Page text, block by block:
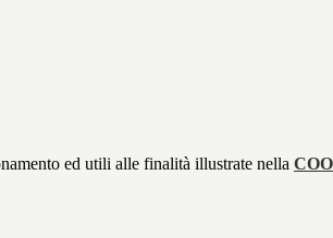
ed utili alle finalità illustrate nella